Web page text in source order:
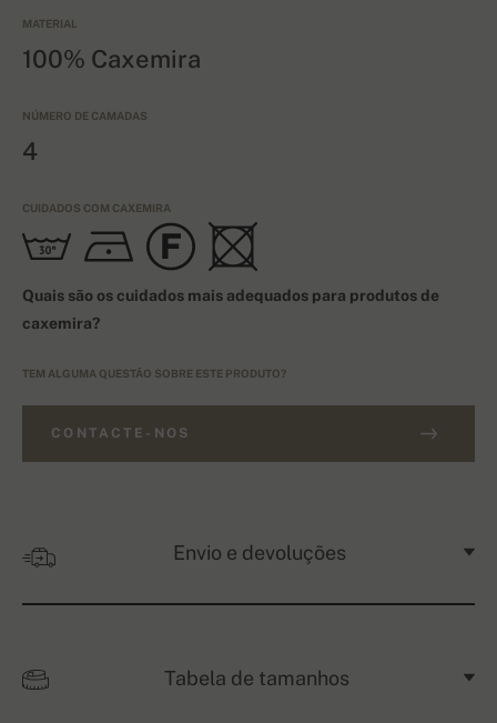
MATERIAL
100% Caxemira
NÚMERO DE CAMADAS
4
CUIDADOS COM CAXEMIRA
Quais são os cuidados mais adequados para produtos de
caxemira?
TEM ALGUMA QUESTÃO SOBRE ESTE PRODUTO?
CONTACTE-NOS
Envio e devoluções
Tabela de tamanhos